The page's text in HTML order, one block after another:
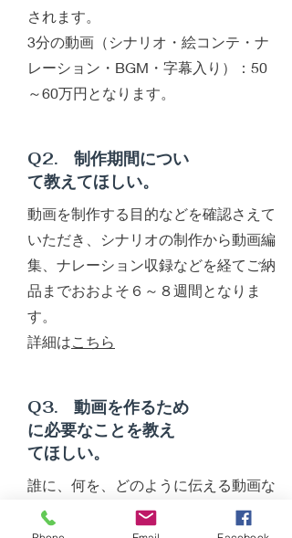
されます。
​3分の動画（シナリオ・絵コンテ・ナ
レーション・BGM・字幕入り）：50
～60万円となります。
Q2. 制作期間につい
て教えてほしい。
​動画を制作する目的などを確認さえて
いただき、シナリオの制作から動画編
集、ナレーション収録などを経てご納
品までおおよそ６～８週間となりま
す。
​詳細はこちら
​Q3. 動画を作るため
に必要なことを教え
てほしい。
誰に、何を、どのように伝える動画な
のかという視点から、それが表現され